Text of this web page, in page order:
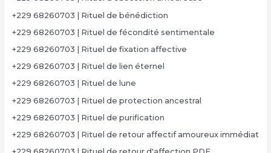
+229 68260703 | Rituel de bénédiction
+229 68260703 | Rituel de fécondité sentimentale
+229 68260703 | Rituel de fixation affective
+229 68260703 | Rituel de lien éternel
+229 68260703 | Rituel de lune
+229 68260703 | Rituel de protection ancestral
+229 68260703 | Rituel de purification
+229 68260703 | Rituel de retour affectif amoureux immédiat